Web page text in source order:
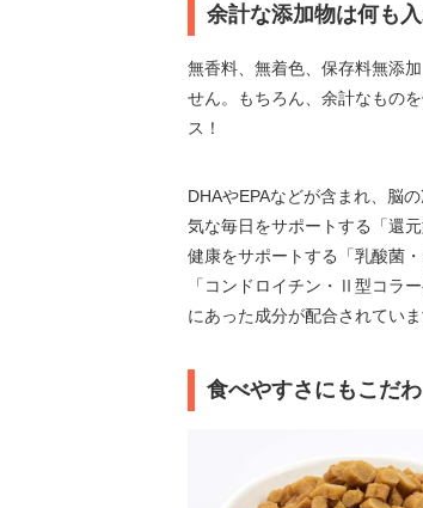
余計な添加物は何も
無香料、無着色、保存料無添
せん。もちろん、余計なもの
ス！
DHAやEPAなどが含まれ、脳
気な毎日をサポートする「還
健康をサポートする「乳酸菌
「コンドロイチン・Ⅱ型コラ
にあった成分が配合されていま
食べやすさにもこだ